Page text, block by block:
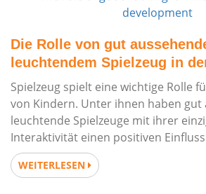
Die Rolle von gut
leuchtendem Spielzeug in
Entwicklung
Spielzeug spielt eine wichtige Rolle
von Kindern. Unter ihnen haben gut
leuchtende Spielzeuge mit ihrer
Interaktivität einen positiven
Entwicklung von Kindern. 1. Stimulieren Sie die visuelle
Entwicklung Gut aussehende
WEITERLESEN